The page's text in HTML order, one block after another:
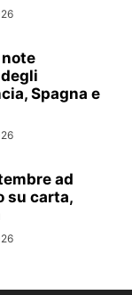
Spagna e
ad
su carta,